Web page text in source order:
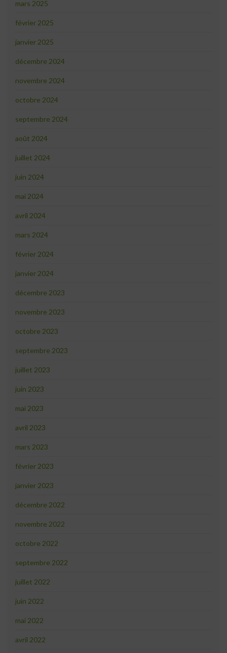
mars 2025
février 2025
janvier 2025
décembre 2024
novembre 2024
octobre 2024
septembre 2024
août 2024
juillet 2024
juin 2024
mai 2024
avril 2024
mars 2024
février 2024
janvier 2024
décembre 2023
novembre 2023
octobre 2023
septembre 2023
juillet 2023
juin 2023
mai 2023
avril 2023
mars 2023
février 2023
janvier 2023
décembre 2022
novembre 2022
octobre 2022
septembre 2022
juillet 2022
juin 2022
mai 2022
avril 2022